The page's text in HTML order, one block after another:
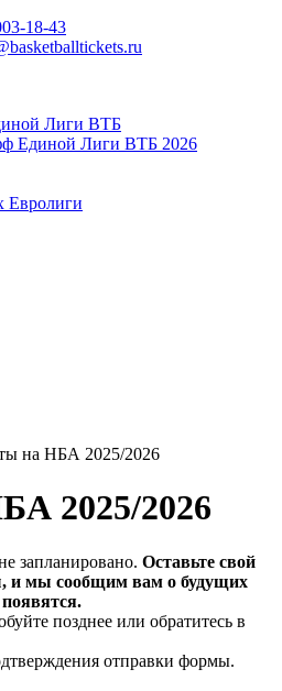
18-43
Лиги ВТБ
Единой Лиги ВТБ 2026
Евролиги
на НБА 2025/2026
2025/2026
запланировано. Оставьте свой
и мы сообщим вам о будущих
позднее или обратитесь в
отправки формы.